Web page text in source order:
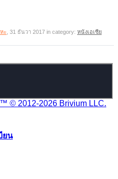
ะ, 31 ธันวา 2017 in category: หนังเอเซีย
© 2012-2026 Brivium LLC.
ยน